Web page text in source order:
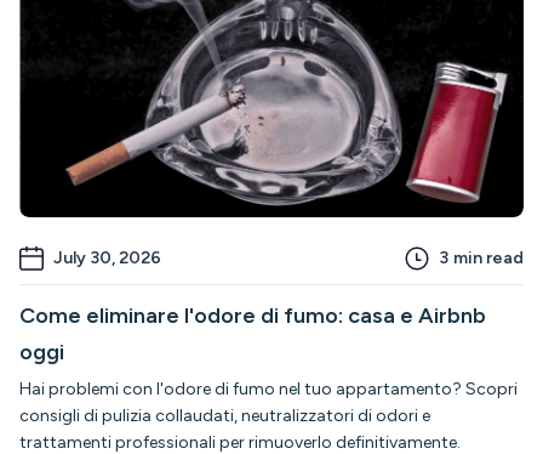
July 30, 2026 3 min read
Come eliminare l'odore di fumo: casa e Airbnb
oggi
Hai problemi con l'odore di fumo nel tuo appartamento? Scopri
consigli di pulizia collaudati, neutralizzatori di odori e
trattamenti professionali per rimuoverlo definitivamente.